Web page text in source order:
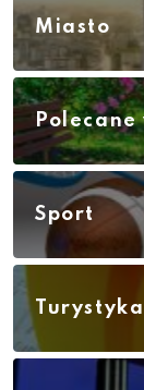
Miasto
Polecane
Sport
Turystyka